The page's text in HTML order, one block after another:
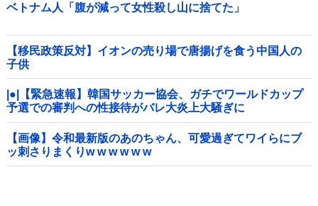
ベトナム人「腹が減って女性殺し山に捨てた」
【移民政策反対】イオンの売り場で唐揚げを食う中国人の
子供
|●|【緊急速報】韓国サッカー協会、ガチでワールドカップ
予選での審判への性接待がバレ大炎上大騒ぎに
【画像】令和最新版のあのちゃん、可愛過ぎてワイらにブ
ッ刺さりまくりw w w w w w